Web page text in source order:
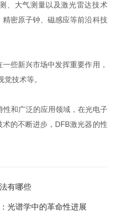
、大气测量以及激光雷达技术
密原子钟、磁感应等前沿科技
新兴市场中发挥重要作用，
技术等。
性和广泛的应用领域，在光电子
的不断进步，DFB激光器的性
有哪些
光谱学中的革命性进展